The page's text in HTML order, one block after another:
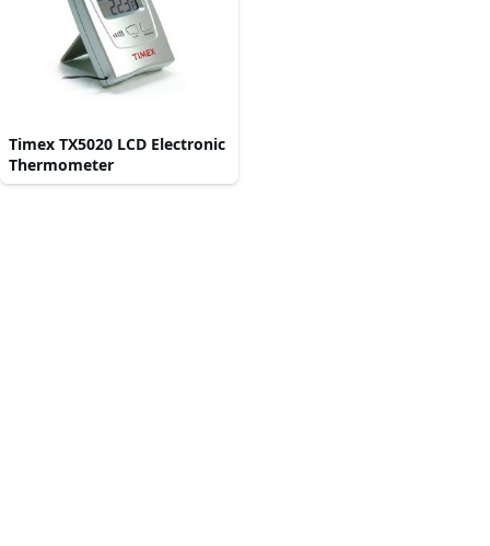
Timex TX5020 LCD Electronic
Thermometer